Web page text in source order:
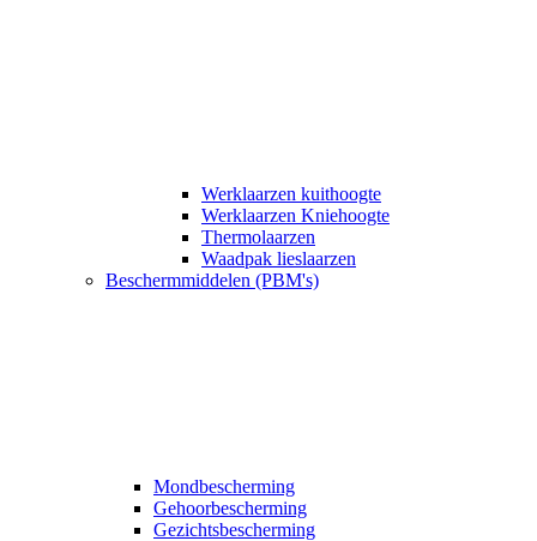
Werklaarzen kuithoogte
Werklaarzen Kniehoogte
Thermolaarzen
Waadpak lieslaarzen
Beschermmiddelen (PBM's)
Mondbescherming
Gehoorbescherming
Gezichtsbescherming